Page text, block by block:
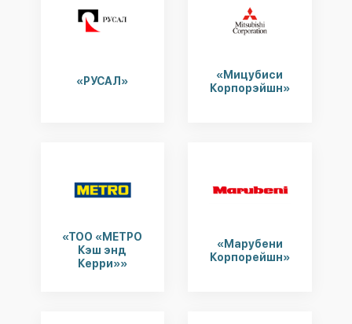
«РУСАЛ»
«Мицубиcи
Корпорэйшн»
«ТОО «МЕТРО
Кэш энд
Керри»»
«Марубени
Корпорейшн»